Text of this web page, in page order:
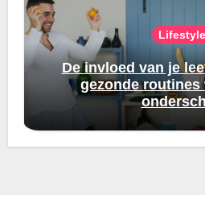
Lifestyle
De invloed van je
gezonde routines